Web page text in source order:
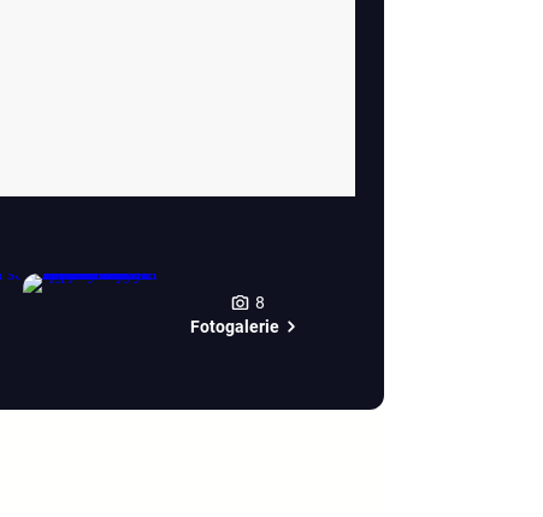
8
Fotogalerie